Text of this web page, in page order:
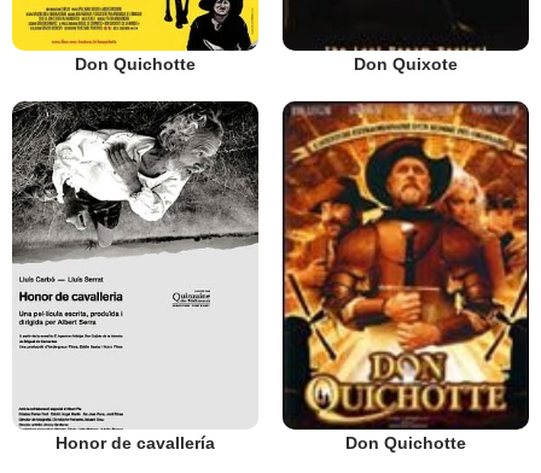
Don Quichotte Don Quixote
Honor de cavallería Don Quichotte